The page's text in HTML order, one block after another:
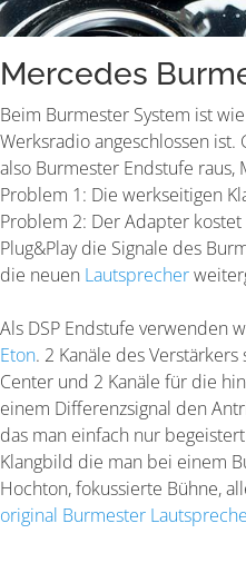
Mercedes
Beim Burmester System ist
Werksradio angeschlossen
also Burmester Endstufe
Problem 1: Die werkseitigen
Problem 2: Der Adapter
Plug&Play die Signale des
die neuen Lautsprecher
Als DSP Endstufe verwenden
Eton. 2 Kanäle des
Center und 2 Kanäle für die
einem Differenzsignal den
das man einfach nur
Klangbild die man bei einem
Hochton, fokussierte Bühne,
original Burmester